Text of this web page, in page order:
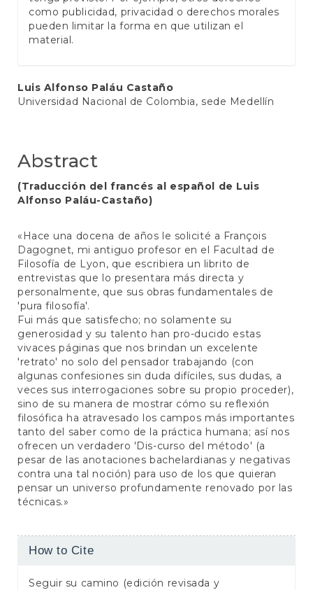
como publicidad, privacidad o derechos morales
pueden limitar la forma en que utilizan el
material.
Main
Article
Luis Alfonso Paláu Castaño
Universidad Nacional de Colombia, sede Medellín
Abstract
(Traducción del francés al español de Luis
Alfonso Paláu-Castaño)
«Hace una docena de años le solicité a François
Dagognet, mi antiguo profesor en el Facultad de
Filosofía de Lyon, que escribiera un librito de
entrevistas que lo presentara más directa y
personalmente, que sus obras fundamentales de
'pura filosofía'.
Fui más que satisfecho; no solamente su
generosidad y su talento han pro-ducido estas
vivaces páginas que nos brindan un excelente
'retrato' no solo del pensador trabajando (con
algunas confesiones sin duda difíciles, sus dudas, a
veces sus interrogaciones sobre su propio proceder),
sino de su manera de mostrar cómo su reflexión
filosófica ha atravesado los campos más importantes
tanto del saber como de la práctica humana; así nos
ofrecen un verdadero 'Dis-curso del método' (a
pesar de las anotaciones bachelardianas y negativas
contra una tal noción) para uso de los que quieran
pensar un universo profundamente renovado por las
técnicas.»
Article
How to Cite
Seguir su camino (edición revisada y